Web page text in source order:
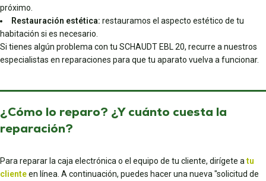
próximo.
Restauración estética: restauramos el aspecto estético de tu
habitación si es necesario.
Si tienes algún problema con tu SCHAUDT EBL 20, recurre a nuestros
especialistas en reparaciones para que tu aparato vuelva a funcionar.
¿Cómo lo reparo? ¿Y cuánto cuesta la
reparación?
Para reparar la caja electrónica o el equipo de tu cliente, dirígete atu
clienteen línea. A continuación, puedes hacer una nueva "solicitud de